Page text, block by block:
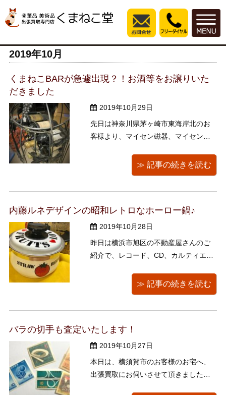
2019年10月
くまねこBARが急遽出現？！お酒等をお譲りいた
だきました
2019年10月29日
先日は神奈川県茅ヶ崎市東海岸北のお
客様より、マイセン磁器、マイセング
イヤルコペンハーゲン）、サインボー
ル、サインバット、お酒、洋酒、ワイ
務所の一角にトレビア～～ンな 鳥かご
...
≫ 記事の続きを読む
内藤ルネデザインの昭和レトロなホーロー鍋♪
2019年10月28日
昨日は横浜市旭区の不動産屋さんのご
紹介で、レコード、CD、カルティエラ
ー、内藤ルネグッツをお譲りいただき
ました！ ありがとうございました。 く
おります！ どうぞよろしくお願いいた
...
≫ 記事の続きを読む
バラの切手も査定いたします！
2019年10月27日
本日は、横須賀市のお客様のお宅へ、
出張買取にお伺いさせて頂きました！